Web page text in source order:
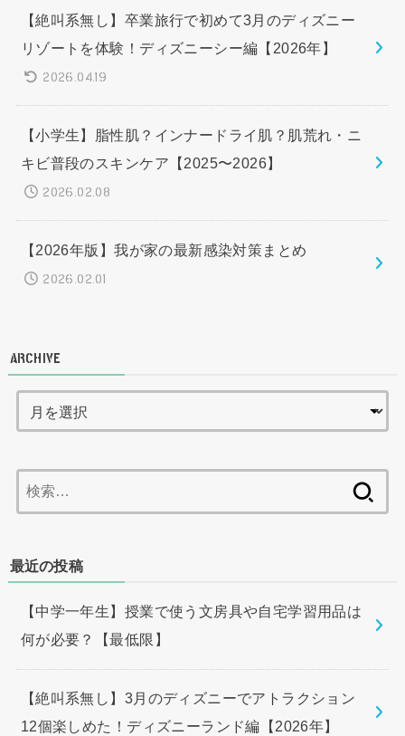
【絶叫系無し】卒業旅行で初めて3月のディズニー
リゾートを体験！ディズニーシー編【2026年】
2026.04.19
【小学生】脂性肌？インナードライ肌？肌荒れ・ニ
キビ普段のスキンケア【2025〜2026】
2026.02.08
【2026年版】我が家の最新感染対策まとめ
2026.02.01
ARCHIVE
索:
最近の投稿
【中学一年生】授業で使う文房具や自宅学習用品は
何が必要？【最低限】
【絶叫系無し】3月のディズニーでアトラクション
12個楽しめた！ディズニーランド編【2026年】